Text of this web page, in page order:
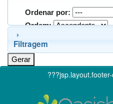
Ordenar por:
Ordem:
Filtragem